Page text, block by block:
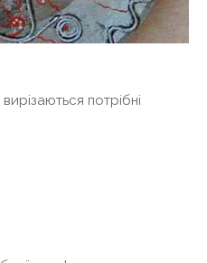
потрібні